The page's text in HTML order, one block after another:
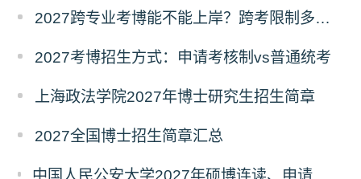
2027跨专业考博能不能上岸？跨考限制多不多？
2027考博招生方式：申请考核制vs普通统考
上海政法学院2027年博士研究生招生简章
2027全国博士招生简章汇总
中国人民公安大学2027年硕博连读、申请考核、本科直博博士研究生招生报名事宜的通知